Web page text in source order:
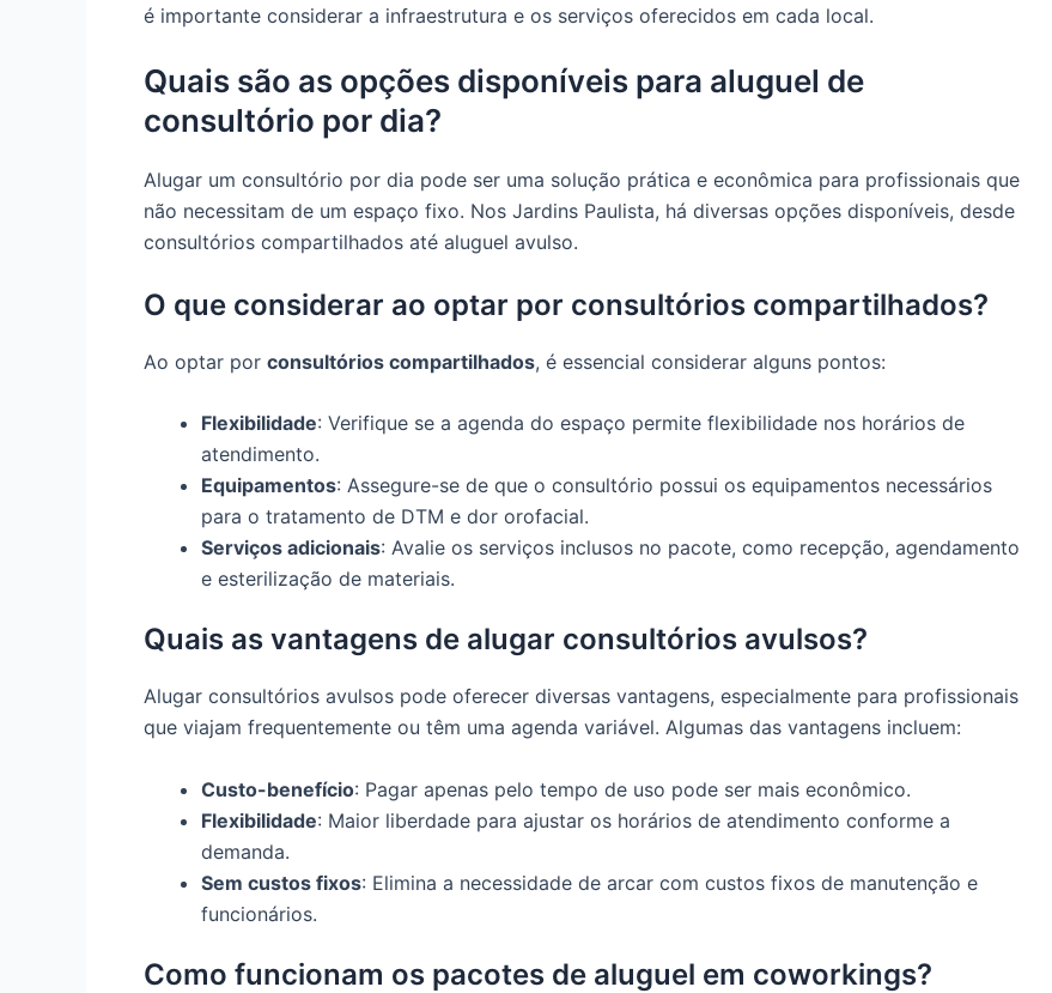
é importante considerar a infraestrutura e os serviços oferecidos em cada local.
Quais são as opções disponíveis para aluguel de
consultório por dia?
Alugar um consultório por dia pode ser uma solução prática e econômica para profissionais que
não necessitam de um espaço fixo. Nos Jardins Paulista, há diversas opções disponíveis, desde
consultórios compartilhados até aluguel avulso.
O que considerar ao optar por consultórios compartilhados?
Ao optar por consultórios compartilhados, é essencial considerar alguns pontos:
Flexibilidade: Verifique se a agenda do espaço permite flexibilidade nos horários de
atendimento.
Equipamentos: Assegure-se de que o consultório possui os equipamentos necessários
para o tratamento de DTM e dor orofacial.
Serviços adicionais: Avalie os serviços inclusos no pacote, como recepção, agendamento
e esterilização de materiais.
Quais as vantagens de alugar consultórios avulsos?
Alugar consultórios avulsos pode oferecer diversas vantagens, especialmente para profissionais
que viajam frequentemente ou têm uma agenda variável. Algumas das vantagens incluem:
Custo-benefício: Pagar apenas pelo tempo de uso pode ser mais econômico.
Flexibilidade: Maior liberdade para ajustar os horários de atendimento conforme a
demanda.
Sem custos fixos: Elimina a necessidade de arcar com custos fixos de manutenção e
funcionários.
Como funcionam os pacotes de aluguel em coworkings?